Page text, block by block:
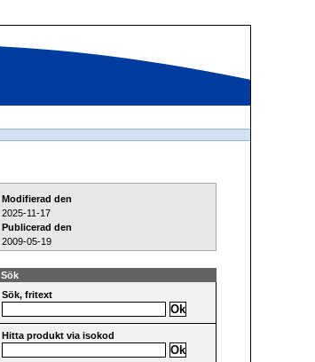
Modifierad den
2025-11-17
Publicerad den
2009-05-19
Sök
Sök, fritext
Hitta produkt via isokod